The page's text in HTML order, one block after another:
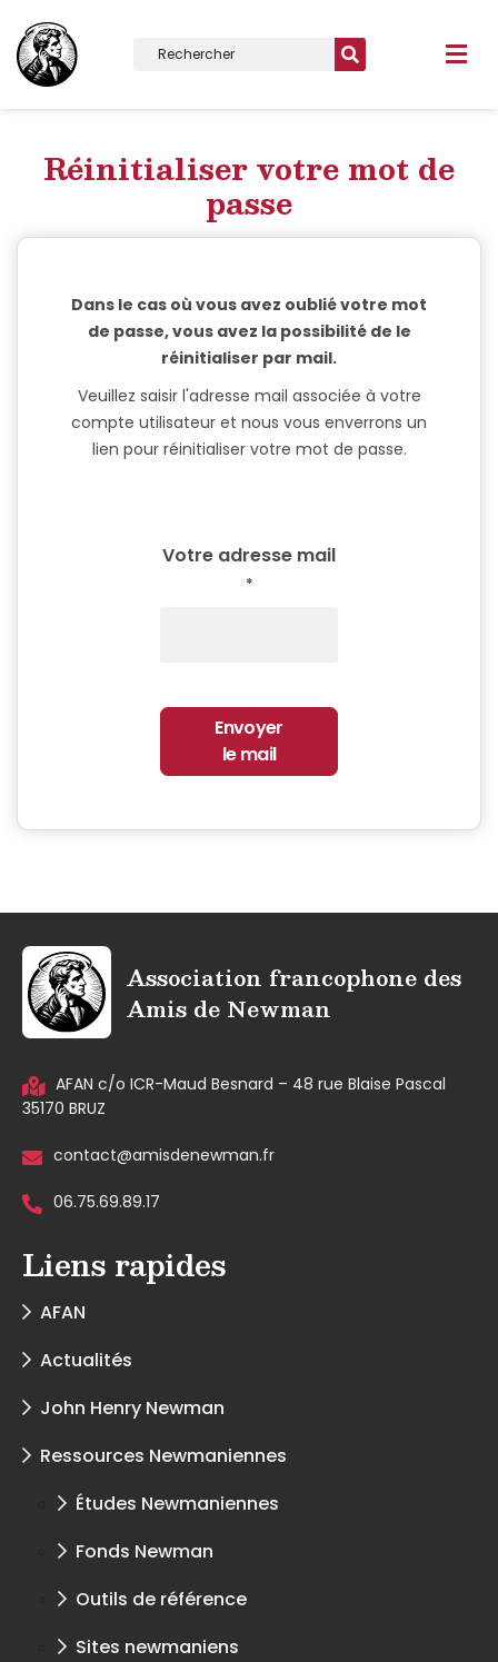
Réinitialiser votre mot de
passe
Dans le cas où vous avez oublié votre mot
de passe, vous avez la possibilité de le
réinitialiser par mail.
Veuillez saisir l'adresse mail associée à votre
compte utilisateur et nous vous enverrons un
lien pour réinitialiser votre mot de passe.
Votre adresse mail
Envoyer
le mail
Association francophone des
Amis de Newman
AFAN c/o ICR-Maud Besnard – 48 rue Blaise Pascal
35170 BRUZ
contact@amisdenewman.fr
06.75.69.89.17
Liens rapides
AFAN
Actualités
John Henry Newman
Ressources Newmaniennes
Études Newmaniennes
Fonds Newman
Outils de référence
Sites newmaniens